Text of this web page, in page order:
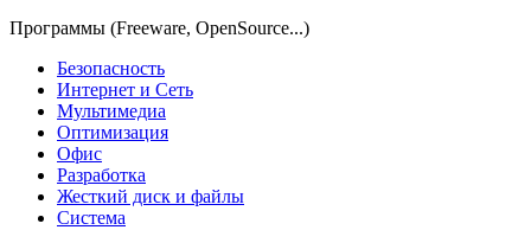
Программы (Freeware, OpenSource...)
Безопасность
Интернет и Сеть
Мультимедиа
Оптимизация
Офис
Разработка
Жесткий диск и файлы
Система